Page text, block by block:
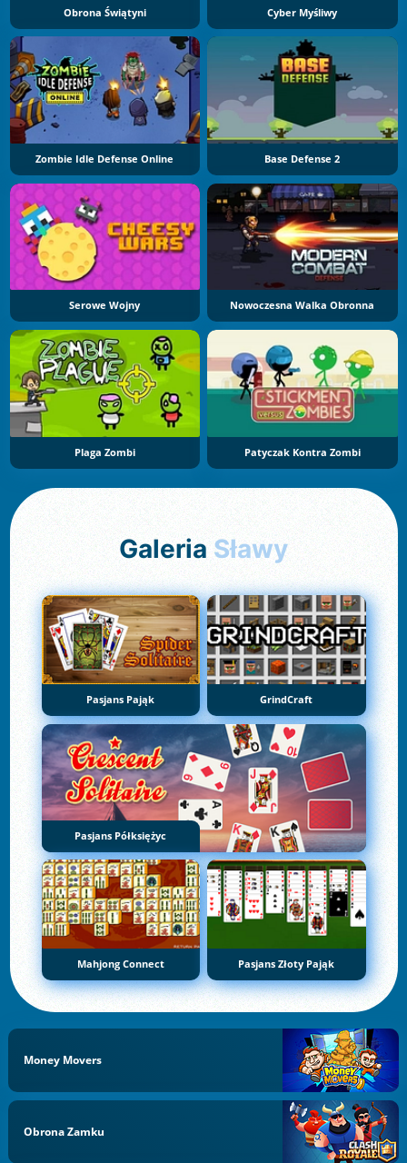
Obrona Świątyni Cyber Myśliwy
Zombie Idle Defense Online Base Defense 2
Serowe Wojny Nowoczesna Walka Obronna
Plaga Zombi Patyczak Kontra Zombi
Galeria Sławy
Pasjans Pająk GrindCraft
Pasjans Półksiężyc
Mahjong Connect Pasjans Złoty Pająk
Money Movers
Obrona Zamku